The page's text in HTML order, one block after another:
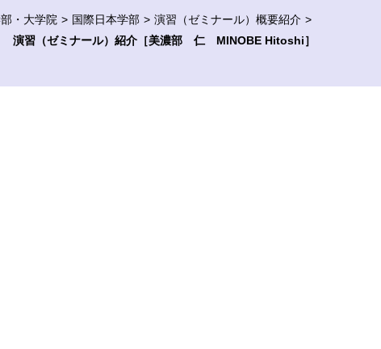
・大学院 国際日本学部
演習（ゼミナール）概要紹介
演習（ゼミナール）紹介［美濃部 仁 MINOBE Hitoshi］